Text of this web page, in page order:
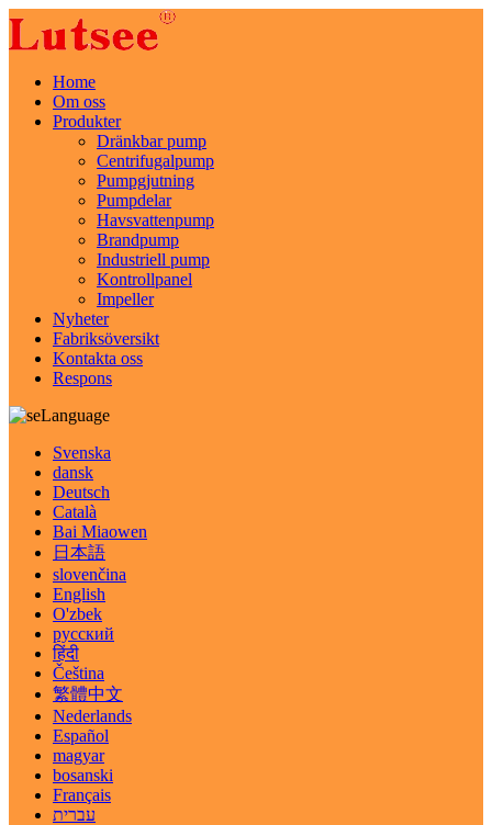
Home
Om oss
Produkter
Dränkbar pump
Centrifugalpump
Pumpgjutning
Pumpdelar
Havsvattenpump
Brandpump
Industriell pump
Kontrollpanel
Impeller
Nyheter
Fabriksöversikt
Kontakta oss
Respons
Language
Svenska
dansk
Deutsch
Català
Bai Miaowen
日本語
slovenčina
English
O'zbek
русский
हिंदी
Čeština
繁體中文
Nederlands
Español
magyar
bosanski
Français
עברית